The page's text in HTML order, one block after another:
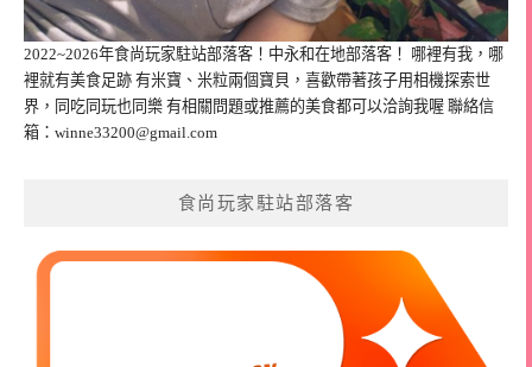
2022~2026年食尚玩家駐站部落客！中永和在地部落客！ 哪裡有我，哪
裡就有美食足跡 有米寶、米粒兩個寶貝，喜歡帶著孩子用相機探索世
界，同吃同玩也同樂 有相關問題或推薦的美食都可以洽詢我喔 聯絡信
箱： winne33200@gmail.com
食尚玩家駐站部落客